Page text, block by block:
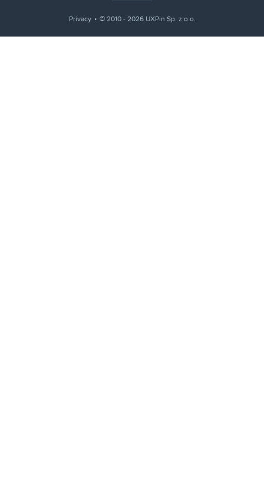
Privacy © 2010 - 2026 UXPin Sp. z o.o.